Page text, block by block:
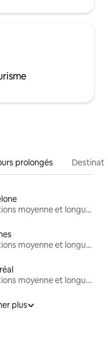
prolongés
Locations moyenne et longue durée
Locations moyenne et longue durée
Locations moyenne et longue durée
plus